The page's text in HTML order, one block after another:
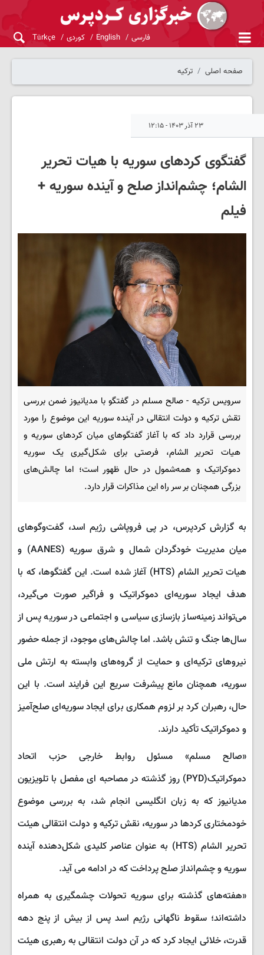
فارسی English کوردی Türkçe
صفحه اصلی ترکیه
۲۳ آذر ۱۴۰۳ - ۱۲:۱۵
گفتگوی کردهای سوریه با هیات تحریر
الشام؛ چشم‌انداز صلح و آینده‌ سوریه +
فیلم
سرویس ترکیه - صالح مسلم در گفتگو با مدیانیوز ضمن بررسی
تقش ترکیه و دولت انتقالی در آینده سوریه این موضوع را مورد
بررسی قرارد داد که با آغاز گفتگوهای میان کردهای سوریه و
هیات تحریر الشام، فرصتی برای شکل‌گیری یک سوریه
دموکراتیک و همه‌شمول در حال ظهور است؛ اما چالش‌های
بزرگی همچنان بر سر راه این مذاکرات قرار دارد.
به گزارش کردپرس، در پی فروپاشی رژیم اسد، گفت‌وگوهای
میان مدیریت خودگردان شمال و شرق سوریه (AANES) و
هیات تحریر الشام (HTS) آغاز شده است. این گفتگوها، که با
هدف ایجاد سوریه‌ای دموکراتیک و فراگیر صورت می‌گیرد،
می‌تواند زمینه‌ساز بازسازی سیاسی و اجتماعی در سوریه پس از
سال‌ها جنگ و تنش باشد. اما چالش‌های موجود، از جمله حضور
نیروهای ترکیه‌ای و حمایت از گروه‌های وابسته به ارتش ملی
سوریه، همچنان مانع پیشرفت سریع این فرایند است. با این
حال، رهبران کرد بر لزوم همکاری برای ایجاد سوریه‌ای صلح‌آمیز
و دموکراتیک تأکید دارند.
«صالح مسلم» مسئول روابط خارجی حزب اتحاد
دموکراتیک(PYD) روز گذشته در مصاحبه ای مفصل با تلویزیون
مدیانیوز که به زبان انگلیسی انجام شد، به بررسی موضوع
خودمختاری کردها در سوریه، نقش ترکیه و دولت انتقالی هیئت
تحریر الشام (HTS) به عنوان عناصر کلیدی شکل‌دهنده آینده
سوریه و چشم‌انداز صلح پرداخت که در ادامه می آید.
«هفته‌های گذشته برای سوریه تحولات چشمگیری به همراه
داشته‌اند؛ سقوط ناگهانی رژیم اسد پس از بیش از پنج دهه
قدرت، خلائی ایجاد کرد که در آن دولت انتقالی به رهبری هیئت